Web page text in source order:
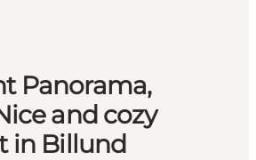
Panorama,
and cozy
in Billund